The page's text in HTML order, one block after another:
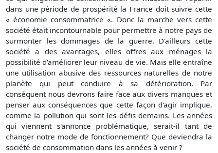
dans une période de prospérité la France doit suivre cette
« économie consommatrice «. Donc la marche vers cette
société était incontournable pour permettre à notre pays de
surmonter les dommages de la guerre. D'ailleurs cette
société a des avantages, elles offres aux ménages la
possibilité d'améliorer leur niveau de vie. Mais elle entraîne
une utilisation abusive des ressources naturelles de notre
planète qui peut conduire à sa détérioration. Par
conséquent nous devrons faire face aux divers manques et
penser aux conséquences que cette façon d'agir implique,
comme la pollution qui sont les défis demains. Les années
qui viennent s'annonce problématique, serait-il tant de
changer notre mode de fonctionnement? Que deviendra la
société de consommation dans les années à venir ?